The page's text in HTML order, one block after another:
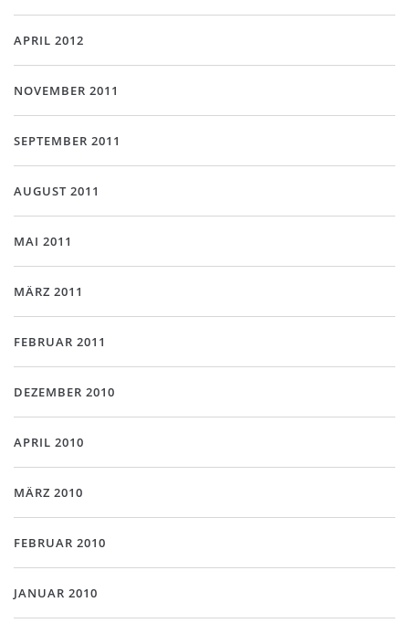
APRIL 2012
NOVEMBER 2011
SEPTEMBER 2011
AUGUST 2011
MAI 2011
MÄRZ 2011
FEBRUAR 2011
DEZEMBER 2010
APRIL 2010
MÄRZ 2010
FEBRUAR 2010
JANUAR 2010